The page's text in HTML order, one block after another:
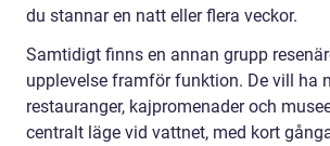
du stannar en natt eller flera veckor.
Samtidigt finns en annan grupp
upplevelse framför funktion. De vill ha
restauranger, kajpromenader och
centralt läge vid vattnet, med kort